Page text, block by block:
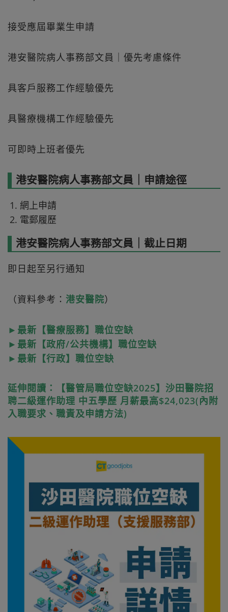
接受應屆畢業生申請
港安醫院病人事務部文員｜優先考慮條件
具客戶服務工作經驗優先
具醫療機構工作經驗優先
可即時上班者優先
港安醫院病人事務部文員｜申請途徑
網上申請
電郵履歷
港安醫院病人事務部文員｜截止日期
即日起至另行通知
（資料參考： 港安醫院）
►最新【醫療服務】職位空缺
►最新【政府/公共機構】職位空缺
►最新【行政】職位空缺
延伸閱讀：【醫管局職位空缺2025】沙田醫院招
聘二級運作助理 中五學歷 月薪最高$24,023(內附
入職要求、職責及申請方法)